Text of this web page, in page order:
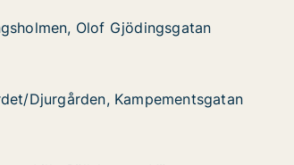
Gjödingsgatan
Olof Gjödingsgatan
Olof Gjödingsgatan
Kampementsgatan
Djurgården, Kampementsgatan
Djurgården, Kampementsgatan